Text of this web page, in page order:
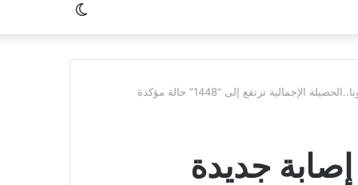
عنالوضع
المظلم
74 حالة إصابة جديدة